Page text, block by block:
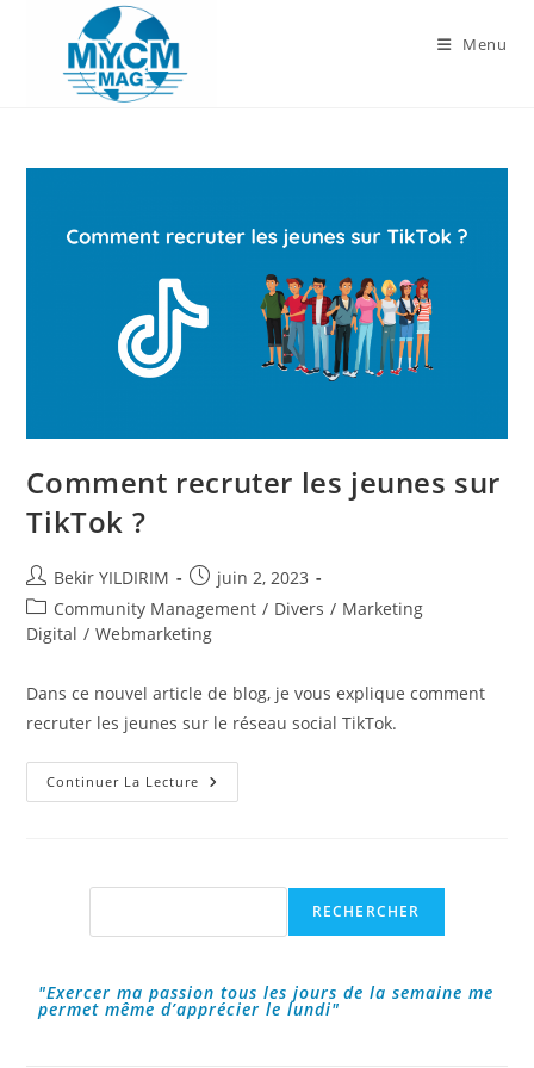
Menu
Comment recruter les jeunes sur
TikTok ?
Auteur/autrice
de
la
publication :
Bekir YILDIRIM
Publication
publiée :
juin 2, 2023
Post
category:
Community Management / Divers / Marketing
Digital / Webmarketing
Dans ce nouvel article de blog, je vous explique comment
recruter les jeunes sur le réseau social TikTok.
Continuer La Lecture Comment
Recruter
RECHERCHER
"Exercer ma passion tous les jours de la semaine me
permet même d’apprécier le lundi"